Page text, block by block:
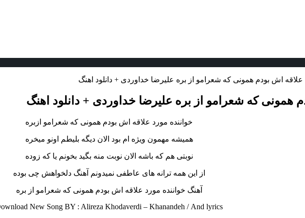
علاقه اش بودم همونی که شعرامو از بره علیرضا خداوردی + دانلود اهنگ
همونی که شعرامو از بره علیرضا خداوردی + دانلود اهنگ
خواننده مورد علاقه اش بودم همونی که شعرامو ازبره
همیشه مهمون ویژه ام بود الان دیگه بلیطم اونو میخره
نوبتی هم که باشه الان نوبت منه بگید بخونم یا که زوده
از این همه ترانه های عاطفی نمیدونم آهنگ دلخواهش چی بوده
آهنگ خواننده مورد علاقه اش بودم همونی که شعرامو از بره
New Song BY : Alireza Khodaverdi – Khanandeh / And lyrics